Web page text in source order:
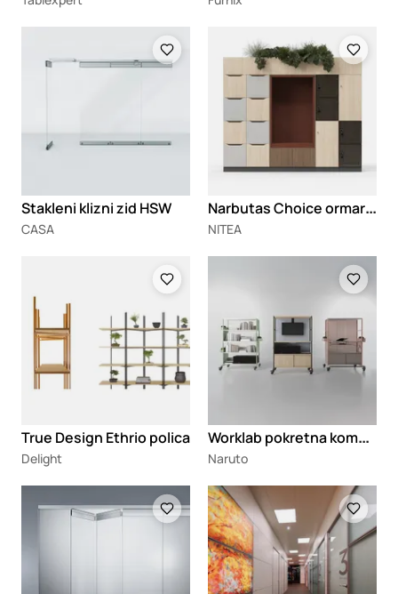
Stakleni klizni zid HSW
CASA
N
arbutas Choice ormarići
NITEA
True Design Ethrio polica
Delight
W
orklab pokretna komoda
Naruto
Loading